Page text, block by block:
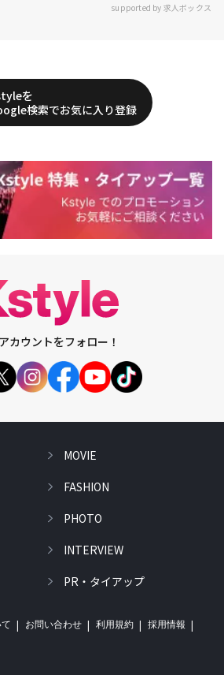
supported by 求人ボックス
を
検索でお気に入り登録
カウントをフォロー！
MOVIE
FASHION
PHOTO
INTERVIEW
PR・タイアップ
お問い合わせ 利用規約 採用情報